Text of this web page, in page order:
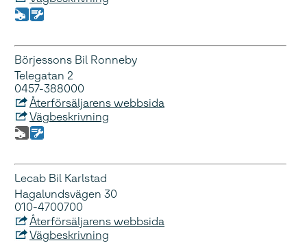
Börjessons Bil Ronneby
Telegatan 2
0457-388000
Återförsäljarens webbsida
Vägbeskrivning
Lecab Bil Karlstad
Hagalundsvägen 30
010-4700700
Återförsäljarens webbsida
Vägbeskrivning